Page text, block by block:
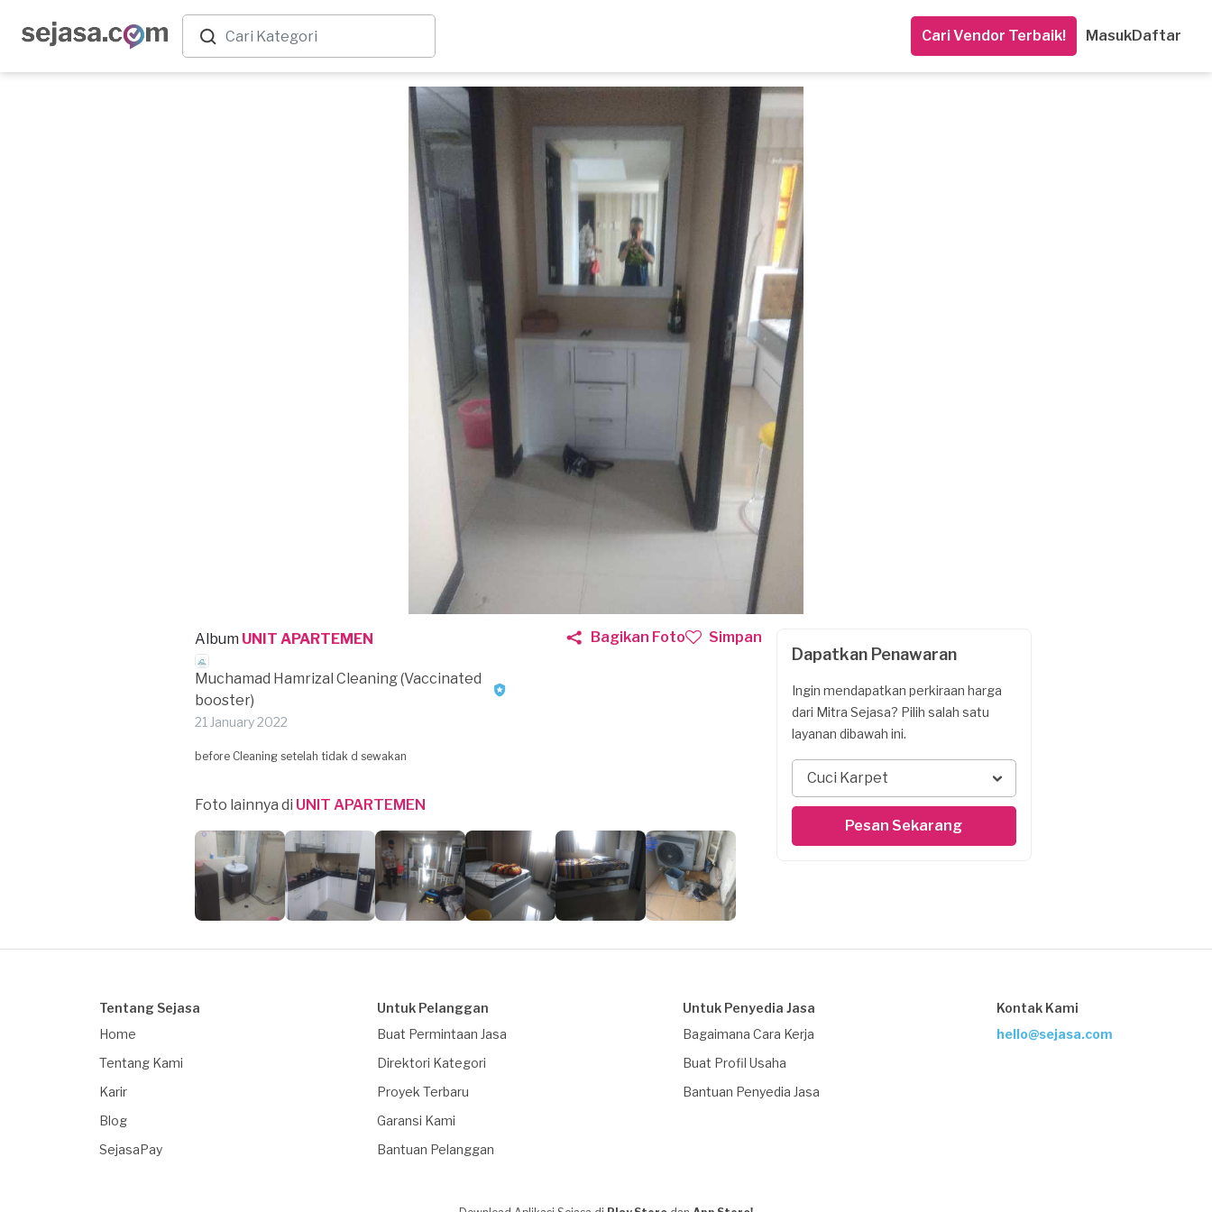
Cari Vendor Terbaik! MasukDaftar
Album UNIT APARTEMEN
Muchamad Hamrizal Cleaning (Vaccinated
booster)
21 January 2022
Bagikan Foto Simpan
before Cleaning setelah tidak d sewakan
Foto lainnya di UNIT APARTEMEN
Dapatkan Penawaran
Ingin mendapatkan perkiraan harga
dari Mitra Sejasa? Pilih salah satu
layanan dibawah ini.
Cuci Karpet
Pesan Sekarang
Tentang Sejasa
Home
Tentang Kami
Karir
Blog
SejasaPay
Untuk Pelanggan
Buat Permintaan Jasa
Direktori Kategori
Proyek Terbaru
Garansi Kami
Bantuan Pelanggan
Untuk Penyedia Jasa
Bagaimana Cara Kerja
Buat Profil Usaha
Bantuan Penyedia Jasa
Kontak Kami
hello@sejasa.com